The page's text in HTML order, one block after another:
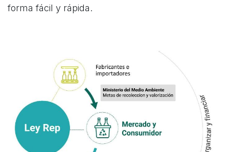
forma fácil y rápida.